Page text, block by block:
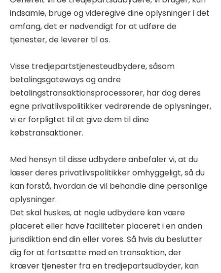
indsamle, bruge og videregive dine oplysninger i det
omfang, det er nødvendigt for at udføre de
tjenester, de leverer til os.
Visse tredjepartstjenesteudbydere, såsom
betalingsgateways og andre
betalingstransaktionsprocessorer, har dog deres
egne privatlivspolitikker vedrørende de oplysninger,
vi er forpligtet til at give dem til dine
købstransaktioner.
Med hensyn til disse udbydere anbefaler vi, at du
læser deres privatlivspolitikker omhyggeligt, så du
kan forstå, hvordan de vil behandle dine personlige
oplysninger.
Det skal huskes, at nogle udbydere kan være
placeret eller have faciliteter placeret i en anden
jurisdiktion end din eller vores. Så hvis du beslutter
dig for at fortsætte med en transaktion, der
kræver tjenester fra en tredjepartsudbyder, kan